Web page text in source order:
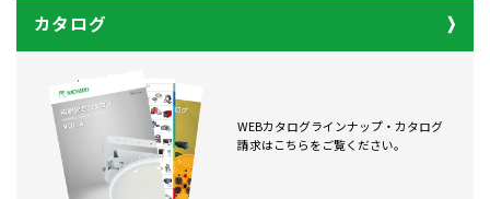
カタログ
WEBカタログラインナップ・カタログ
請求はこちらをご覧ください。